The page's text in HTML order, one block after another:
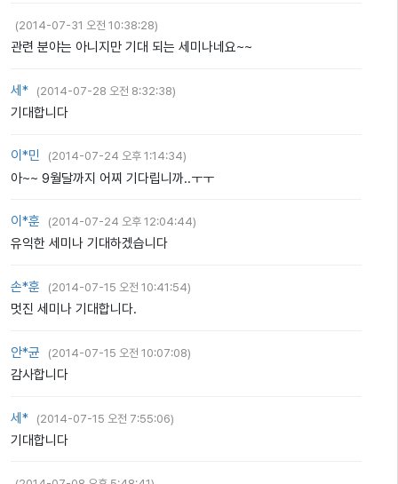
(2014-07-31 오전 10:38:28)
관련 분야는 아니지만 기대 되는 세미나네요~~
세* (2014-07-28 오전 8:32:38)
기대합니다
이*민 (2014-07-24 오후 1:14:34)
아~~ 9월달까지 어찌 기다립니까..ㅜㅜ
이*훈 (2014-07-24 오후 12:04:44)
유익한 세미나 기대하겠습니다
손*훈 (2014-07-15 오전 10:41:54)
멋진 세미나 기대합니다.
안*균 (2014-07-15 오전 10:07:08)
감사합니다
세* (2014-07-15 오전 7:55:06)
기대합니다